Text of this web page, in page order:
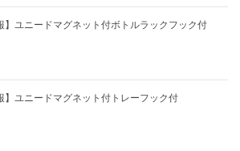
】ユニードマグネット付ボトルラックフック付
】ユニードマグネット付トレーフック付